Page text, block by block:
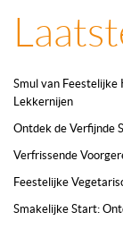
Smul van
Lekkernijen
Ontdek de Verfijnde
Verfrissende
Feestelijke
Smakelijke Start: